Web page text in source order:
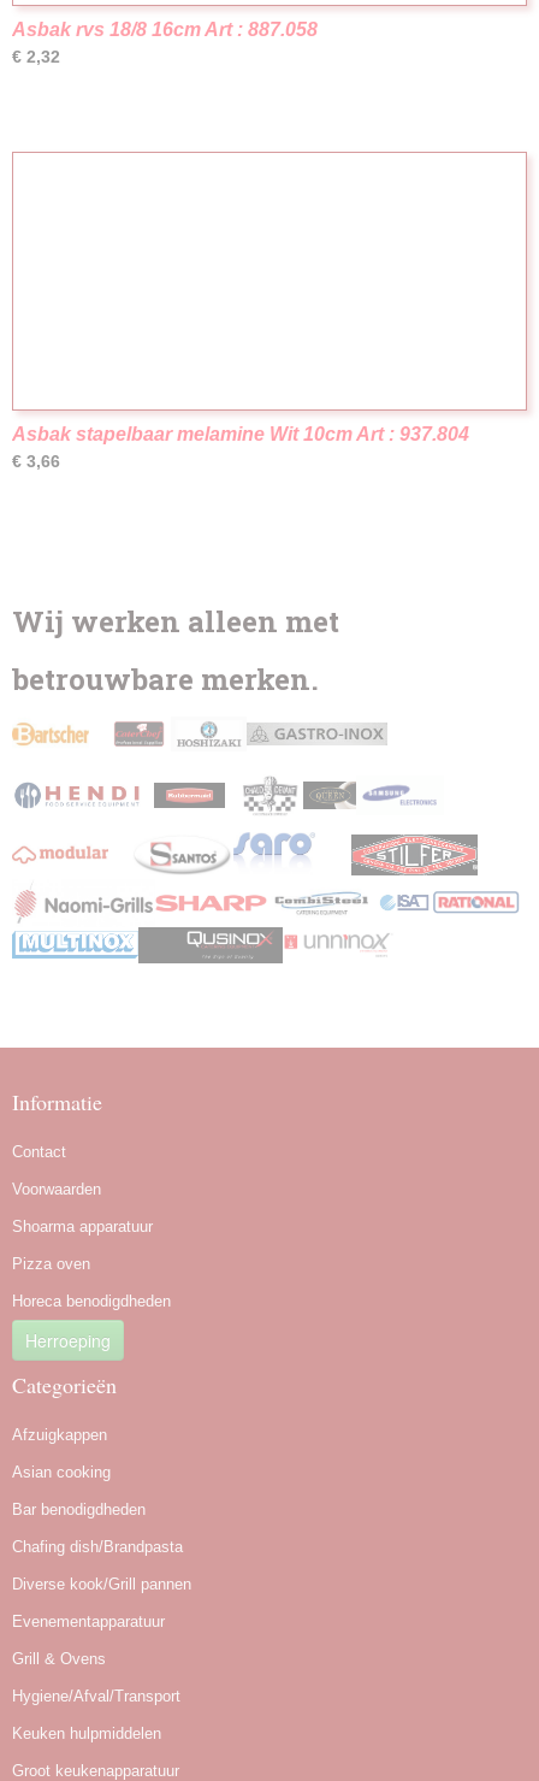
Asbak rvs 18/8 16cm Art : 887.058
€ 2,32
Asbak stapelbaar melamine Wit 10cm Art : 937.804
€ 3,66
Wij werken alleen met
betrouwbare merken.
Informatie
Contact
Voorwaarden
Shoarma apparatuur
Pizza oven
Horeca benodigdheden
Herroeping
Categorieën
Afzuigkappen
Asian cooking
Bar benodigdheden
Chafing dish/Brandpasta
Diverse kook/Grill pannen
Evenementapparatuur
Grill & Ovens
Hygiene/Afval/Transport
Keuken hulpmiddelen
Groot keukenapparatuur